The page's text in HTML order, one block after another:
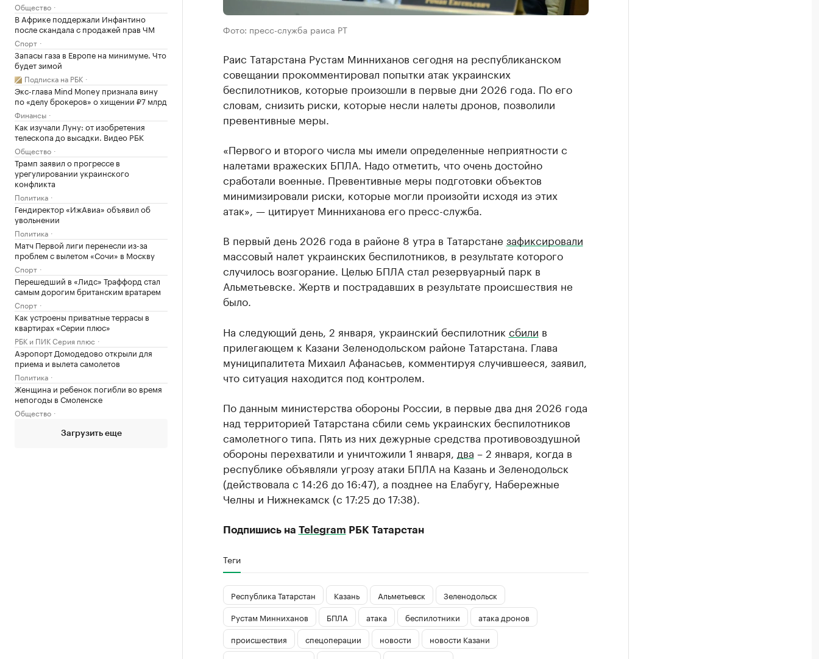
Общество
В Африке поддержали Инфантино
после скандала с продажей прав ЧМ
Спорт
Запасы газа в Европе на минимуме. Что
будет зимой
Подписка на РБК
Экс-глава Mind Money признала вину
по «делу брокеров» о хищении ₽7 млрд
Финансы
Как изучали Луну: от изобретения
телескопа до высадки. Видео РБК
Общество
Трамп заявил о прогрессе в
урегулировании украинского
конфликта
Политика
Гендиректор «ИжАвиа» объявил об
увольнении
Политика
Матч Первой лиги перенесли из-за
проблем с вылетом «Сочи» в Москву
Спорт
Перешедший в «Лидс» Траффорд стал
самым дорогим британским вратарем
Спорт
Как устроены приватные террасы в
квартирах «Серии плюс»
РБК и ПИК Серия плюс
Аэропорт Домодедово открыли для
приема и вылета самолетов
Политика
Женщина и ребенок погибли во время
непогоды в Смоленске
Общество
Загрузить еще
Фото: пресс-служба раиса РТ
Раис Татарстана Рустам Минниханов сегодня на республиканском
совещании прокомментировал попытки атак украинских
беспилотников, которые произошли в первые дни 2026 года. По его
словам, снизить риски, которые несли налеты дронов, позволили
превентивные меры.
«Первого и второго числа мы имели определенные неприятности с
налетами вражеских БПЛА. Надо отметить, что очень достойно
сработали военные. Превентивные меры подготовки объектов
минимизировали риски, которые могли произойти исходя из этих
атак», — цитирует Минниханова его пресс-служба.
В первый день 2026 года в районе 8 утра в Татарстане зафиксировали
массовый налет украинских беспилотников, в результате которого
случилось возгорание. Целью БПЛА стал резервуарный парк в
Альметьевске. Жертв и пострадавших в результате происшествия не
было.
На следующий день, 2 января, украинский беспилотник сбили в
прилегающем к Казани Зеленодольском районе Татарстана. Глава
муниципалитета Михаил Афанасьев, комментируя случившееся, заявил,
что ситуация находится под контролем.
По данным министерства обороны России, в первые два дня 2026 года
над территорией Татарстана сбили семь украинских беспилотников
самолетного типа. Пять из них дежурные средства противовоздушной
обороны перехватили и уничтожили 1 января, два – 2 января, когда в
республике объявляли угрозу атаки БПЛА на Казань и Зеленодольск
(действовала с 14:26 до 16:47), а позднее на Елабугу, Набережные
Челны и Нижнекамск (с 17:25 до 17:38).
Подпишись на Telegram РБК Татарстан
Теги
Республика Татарстан Казань Альметьевск
Зеленодольск
Рустам Минниханов
БПЛА атака беспилотники
атака дронов
происшествия
спецоперации новости
новости Казани